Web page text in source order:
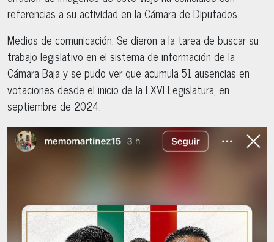
referencias a su actividad en la Cámara de Diputados.
Medios de comunicación. Se dieron a la tarea de buscar su
trabajo legislativo en el sistema de información de la
Cámara Baja y se pudo ver que acumula 51 ausencias en
votaciones desde el inicio de la LXVI Legislatura, en
septiembre de 2024.